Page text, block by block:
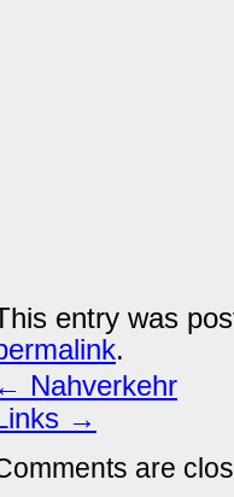
entry was
.
← Nahverkehr
→
are